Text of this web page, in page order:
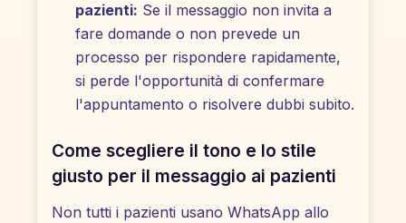
pazienti: Se il messaggio non invita a
fare domande o non prevede un
processo per rispondere rapidamente,
si perde l'opportunità di confermare
l'appuntamento o risolvere dubbi subito.
Come scegliere il tono e lo stile
giusto per il messaggio ai pazienti
Non tutti i pazienti usano WhatsApp allo